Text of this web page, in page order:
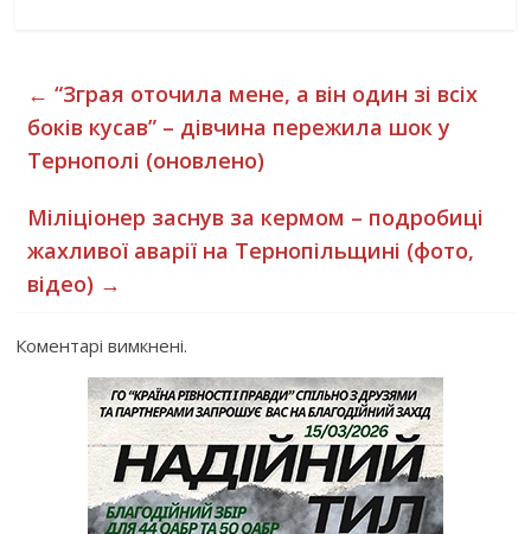
← “Зграя оточила мене, а він один зі всіх
боків кусав” – дівчина пережила шок у
Тернополі (оновлено)
Міліціонер заснув за кермом – подробиці
жахливої аварії на Тернопільщині (фото,
відео) →
Коментарі вимкнені.